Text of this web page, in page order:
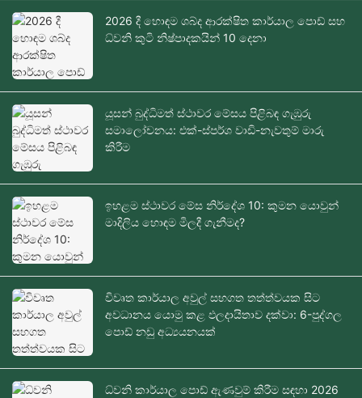
2026 දී හොඳම ශබ්ද ආරක්ෂිත කාර්යාල පොඩ් සහ
ධ්වනි කුටි නිෂ්පාදකයින් 10 දෙනා
යූසන් බුද්ධිමත් ස්ථාවර මේසය පිළිබඳ ගැඹුරු
සමාලෝචනය: එක්-ස්පර්ශ වාඩි-නැවතුම් මාරු
කිරීම
ඉහළම ස්ථාවර මේස නිර්දේශ 10: කුමන යොවුන්
මාදිලිය හොඳම මිලදී ගැනීමද?
විවෘත කාර්යාල අවුල් සහගත තත්ත්වයක සිට
අවධානය යොමු කළ ඵලදායිතාව දක්වා: 6-පුද්ගල
පොඩ් නඩු අධ්‍යයනයක්
ධ්වනි කාර්යාල පොඩ් ඇණවුම් කිරීම සඳහා 2026